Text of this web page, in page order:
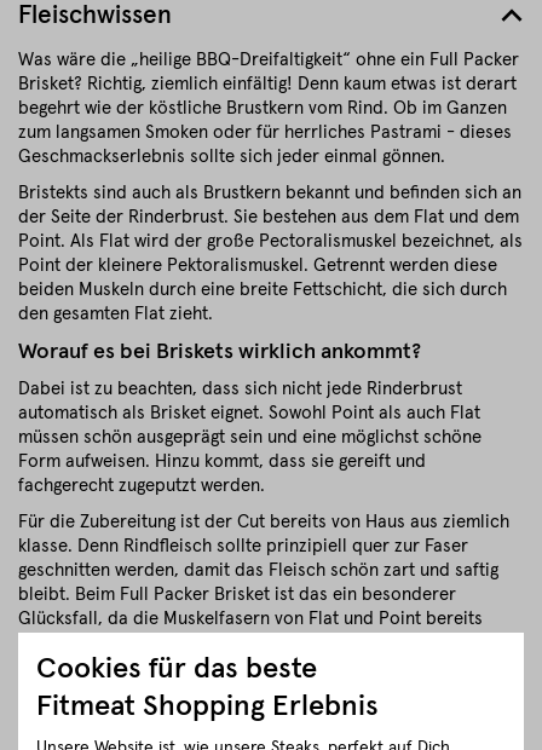
Fleischwissen
Was wäre die „heilige BBQ-Dreifaltigkeit“ ohne ein Full Packer
Brisket? Richtig, ziemlich einfältig! Denn kaum etwas ist derart
begehrt wie der köstliche Brustkern vom Rind. Ob im Ganzen
zum langsamen Smoken oder für herrliches Pastrami - dieses
Geschmackserlebnis sollte sich jeder einmal gönnen.
Bristekts sind auch als Brustkern bekannt und befinden sich an
der Seite der Rinderbrust. Sie bestehen aus dem Flat und dem
Point. Als Flat wird der große Pectoralismuskel bezeichnet, als
Point der kleinere Pektoralismuskel. Getrennt werden diese
beiden Muskeln durch eine breite Fettschicht, die sich durch
den gesamten Flat zieht.
Worauf es bei Briskets wirklich ankommt?
Dabei ist zu beachten, dass sich nicht jede Rinderbrust
automatisch als Brisket eignet. Sowohl Point als auch Flat
müssen schön ausgeprägt sein und eine möglichst schöne
Form aufweisen. Hinzu kommt, dass sie gereift und
fachgerecht zugeputzt werden.
Für die Zubereitung ist der Cut bereits von Haus aus ziemlich
klasse. Denn Rindfleisch sollte prinzipiell quer zur Faser
geschnitten werden, damit das Fleisch schön zart und saftig
bleibt. Beim Full Packer Brisket ist das ein besonderer
Glücksfall, da die Muskelfasern von Flat und Point bereits
Full Packer Brisket von Fitmeat
Regionaler BBQ Genuss
Für unsere Briskets verwenden wir wunderbare Rinderrassen
Cookies für das beste
Fitmeat Shopping Erlebnis